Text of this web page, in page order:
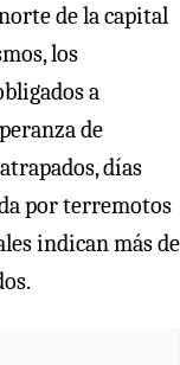
de la capital
los
a
de
días
por terremotos
indican más de